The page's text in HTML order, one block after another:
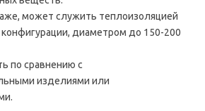
может служить теплоизоляцией
диаметром до 150-200
по сравнению с
изделиями или